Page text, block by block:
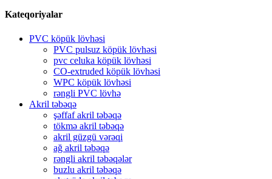
Kateqoriyalar
PVC köpük lövhəsi
PVC pulsuz köpük lövhəsi
pvc celuka köpük lövhəsi
CO-extruded köpük lövhəsi
WPC köpük lövhəsi
rəngli PVC lövhə
Akril təbəqə
şəffaf akril təbəqə
tökmə akril təbəqə
akril güzgü vərəqi
ağ akril təbəqə
rəngli akril təbəqələr
buzlu akril təbəqə